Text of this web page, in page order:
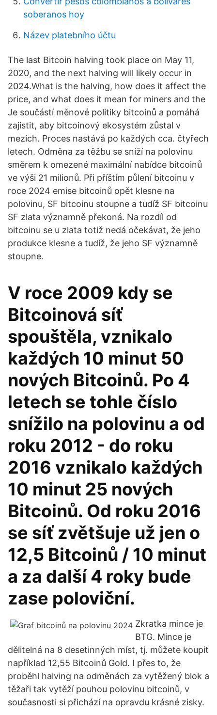
soberanos hoy
Název platebního účtu
The last Bitcoin halving took place on May 11,
2020, and the next halving will likely occur in
2024.What is the halving, how does it affect the
price, and what does it mean for miners and the
Je součástí měnové politiky bitcoinů a pomáhá
zajistit, aby bitcoinový ekosystém zůstal v
mezích. Proces nastává po každých cca. čtyřech
letech. Odměna za těžbu se sníží na polovinu
směrem k omezené maximální nabídce bitcoinů
ve výši 21 milionů. Při příštím půlení bitcoinu v
roce 2024 emise bitcoinů opět klesne na
polovinu, SF bitcoinu stoupne a tudíž SF bitcoinu
SF zlata významně překoná. Na rozdíl od
bitcoinu se u zlata totiž nedá očekávat, že jeho
produkce klesne a tudíž, že jeho SF významně
stoupne.
V roce 2009 kdy se
Bitcoinová síť
spouštěla, vznikalo
každých 10 minut 50
nových Bitcoinů. Po 4
letech se tohle číslo
snížilo na polovinu a od
roku 2012 - do roku
2016 vznikalo každých
10 minut 25 nových
Bitcoinů. Od roku 2016
se síť zvětšuje už jen o
12,5 Bitcoinů / 10 minut
a za další 4 roky bude
zase poloviční.
Zkratka mince je
BTG. Mince je
dělitelná na 8 desetinných míst, tj. můžete koupit
například 12,55 Bitcoinů Gold. I přes to, že
proběhl halving na odměnách za vytěžený blok a
těžaři tak vytěží pouhou polovinu bitcoinů, v
současnosti si přichází na opravdu krásné zisky.